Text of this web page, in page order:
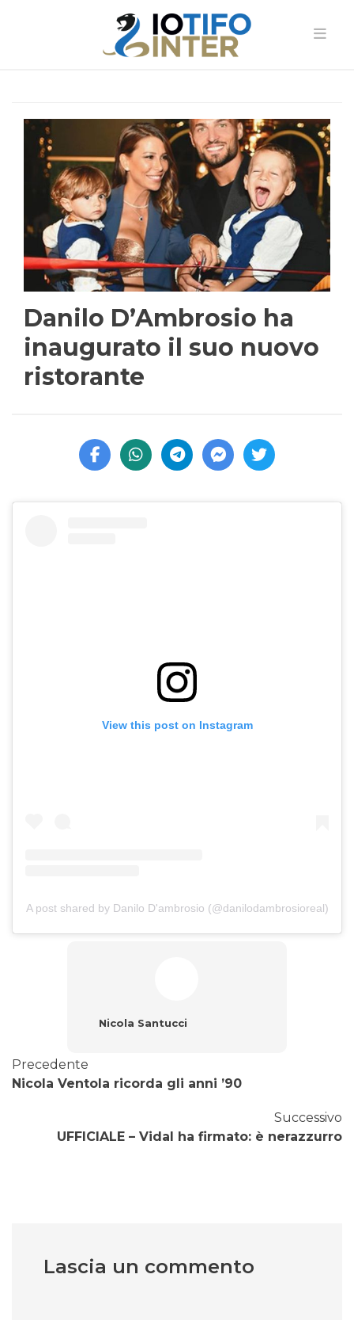
Danilo D’Ambrosio ha
inaugurato il suo nuovo
ristorante
View this post on Instagram
A post shared by Danilo D'ambrosio (@danilodambrosioreal)
Nicola Santucci
Precedente
Nicola Ventola ricorda gli anni ’90
Successivo
UFFICIALE – Vidal ha firmato: è nerazzurro
Lascia un commento